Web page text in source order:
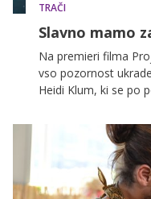
TRAČI
Slavno mamo
Na premieri filma
vso pozornost
Heidi Klum, ki se po